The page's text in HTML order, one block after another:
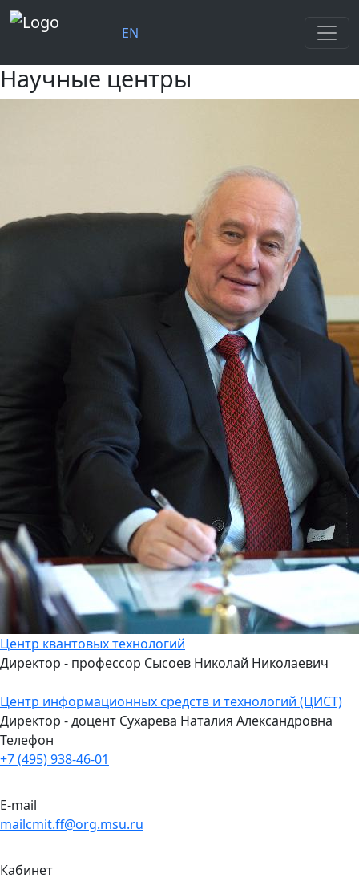
EN
Научные центры
Центр квантовых технологий
Директор - профессор Сысоев Николай Николаевич
Центр информационных средств и технологий (ЦИСТ)
Директор - доцент Сухарева Наталия Александровна
Телефон
+7 (495) 938-46-01
E-mail
mailcmit.ff@org.msu.ru
Кабинет